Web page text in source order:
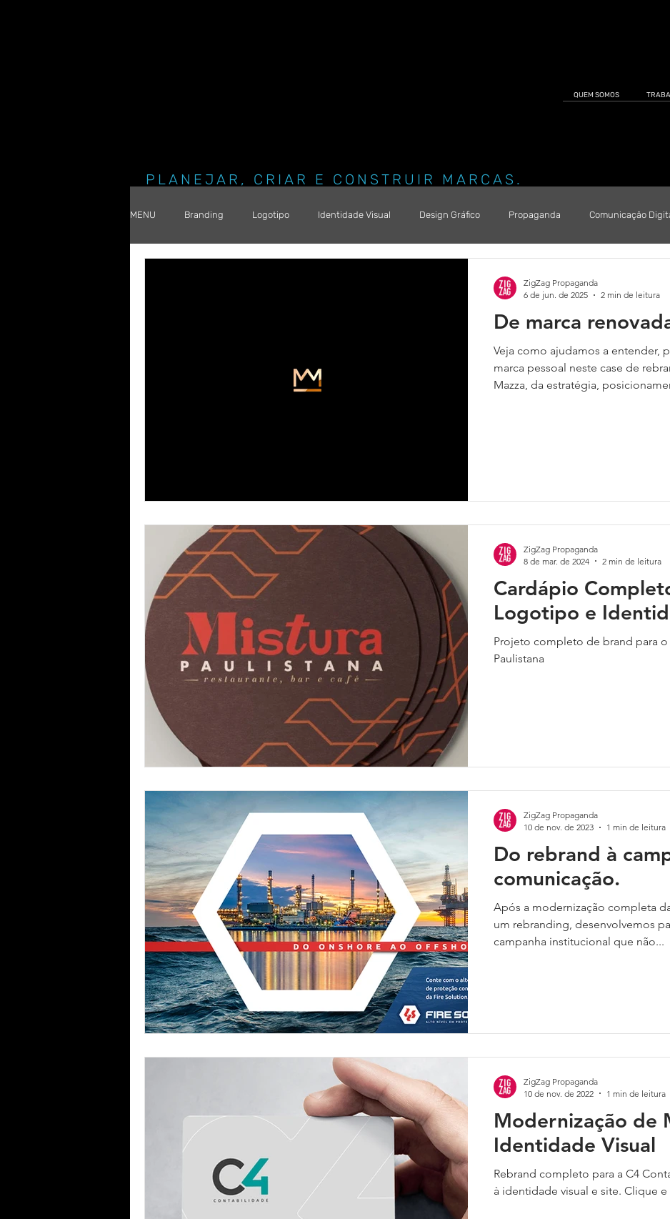
QUEM SOMOS
PLANEJAR, CRIAR E CONSTRUIR MARCAS.
MENU Branding Logotipo Identidade Visual Design Gráfico Propaganda Comunicação
De marca
Veja como ajudamos a entender,
marca pessoal neste case de
Mazza, da estratégia,
ZigZag Propaganda
6 de jun. de 2025
2 min de leitura
Cardápio
Logotipo e
Projeto completo de brand para o
Paulistana
ZigZag Propaganda
8 de mar. de 2024
2 min de leitura
Do rebrand à
comunicação.
Após a modernização completa
um rebranding, desenvolvemos
campanha institucional que não...
ZigZag Propaganda
10 de nov. de 2023
1 min de leitura
Modernização de
Identidade Visual
Rebrand completo para a C4
à identidade visual e site. Clique e
ZigZag Propaganda
10 de nov. de 2022
1 min de leitura